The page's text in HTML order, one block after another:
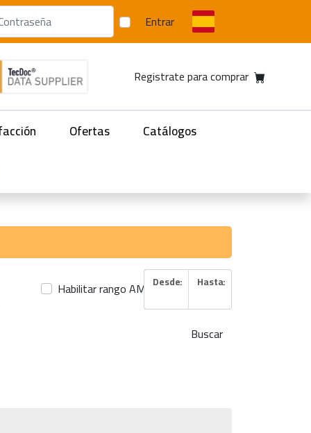
Entrar
Registrate para comprar
Ofertas
Catálogos
Habilitar rango AMP Desde: Hasta:
Buscar